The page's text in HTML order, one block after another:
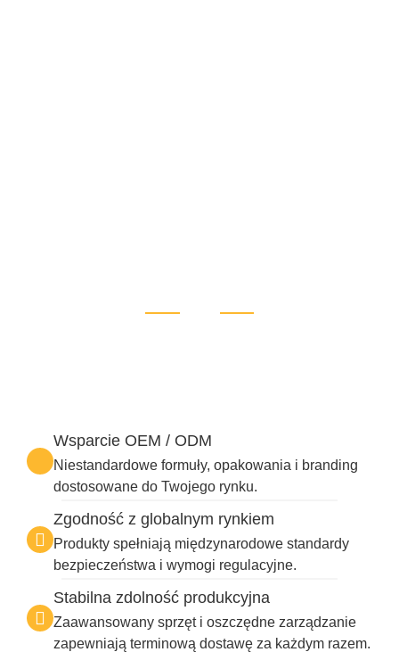
Wsparcie OEM / ODM
Niestandardowe formuły, opakowania i branding
dostosowane do Twojego rynku.
Zgodność z globalnym rynkiem
Produkty spełniają międzynarodowe standardy
bezpieczeństwa i wymogi regulacyjne.
Stabilna zdolność produkcyjna
Zaawansowany sprzęt i oszczędne zarządzanie
zapewniają terminową dostawę za każdym razem.